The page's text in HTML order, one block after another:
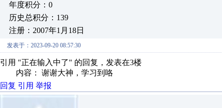
年度积分：0
历史总积分：139
注册：2007年1月18日
发表于：2023-09-20 08:57:30
引用 "正在输入中了" 的回复，发表在3楼
内容： 谢谢大神，学习到咯
回复 引用 举报